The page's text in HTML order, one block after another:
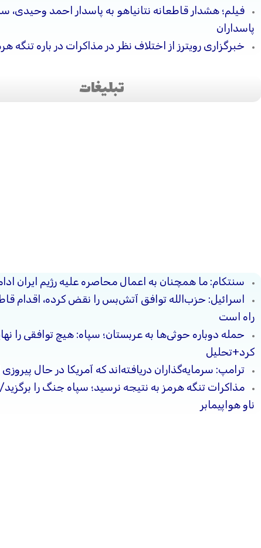
فیلم؛ هشدار قاطعانه نتانیاهو به پاسدار احمد وحیدی،
پاسداران
خبرگزاری رویترز از اختلاف نظر در مذاکرات در باره تنگه
تبلیغات
سنتکام: ما همچنان به اعمال محاصره علیه رژیم ایران
اسرائیل: حزب‌الله توافق آتش‌بس را نقض کرده، اقدام
راه است
حمله دوباره حوثی‌ها به عربستان؛ سپاه: هیچ توافقی را
کرد+تحلیل
ترامپ: سرمایه‌گذاران دریافته‌اند که آمریکا در حال
مذاکرات تنگه هرمز به نتیجه نرسید؛ سپاه جنگ را
ناو هواپیمابر